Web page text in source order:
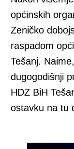
općinskih
Zeničko
raspadom
Tešanj.
dugogodišnji
HDZ BiH
ostavku na tu